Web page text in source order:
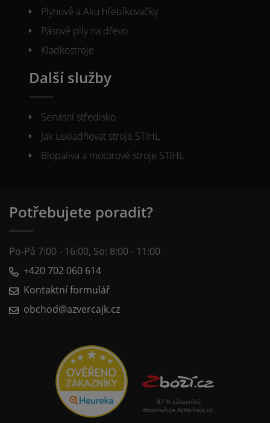
Plynové a Aku hřebíkovačky
Pásové pily na dřevo
Kladkostroje
Další služby
Servisní středisko
Jak uskladňovat stroje STIHL
Biopaliva a motorové stroje STIHL
Potřebujete poradit?
Po-Pá 7:00 - 16:00, So: 8:00 - 11:00
+420 702 060 614
Kontaktní formulář
obchod@azvercajk.cz
97 % zákazníků
doporučuje AzVercajk.cz.